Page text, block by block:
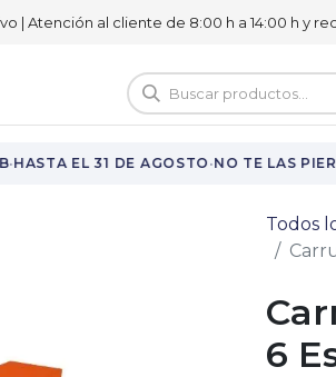
| Atención al cliente de 8:00 h a 14:00 h y
Vuelta al cole
HASTA EL 31 DE AGOSTO·NO TE LAS
Todos
6